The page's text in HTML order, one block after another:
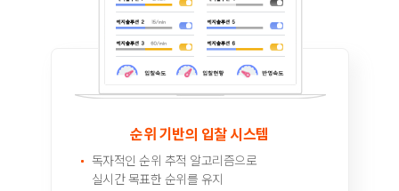
순위 기반의 입찰 시스템
독자적인 순위 추적 알고리즘으로
실시간 목표한 순위를 유지